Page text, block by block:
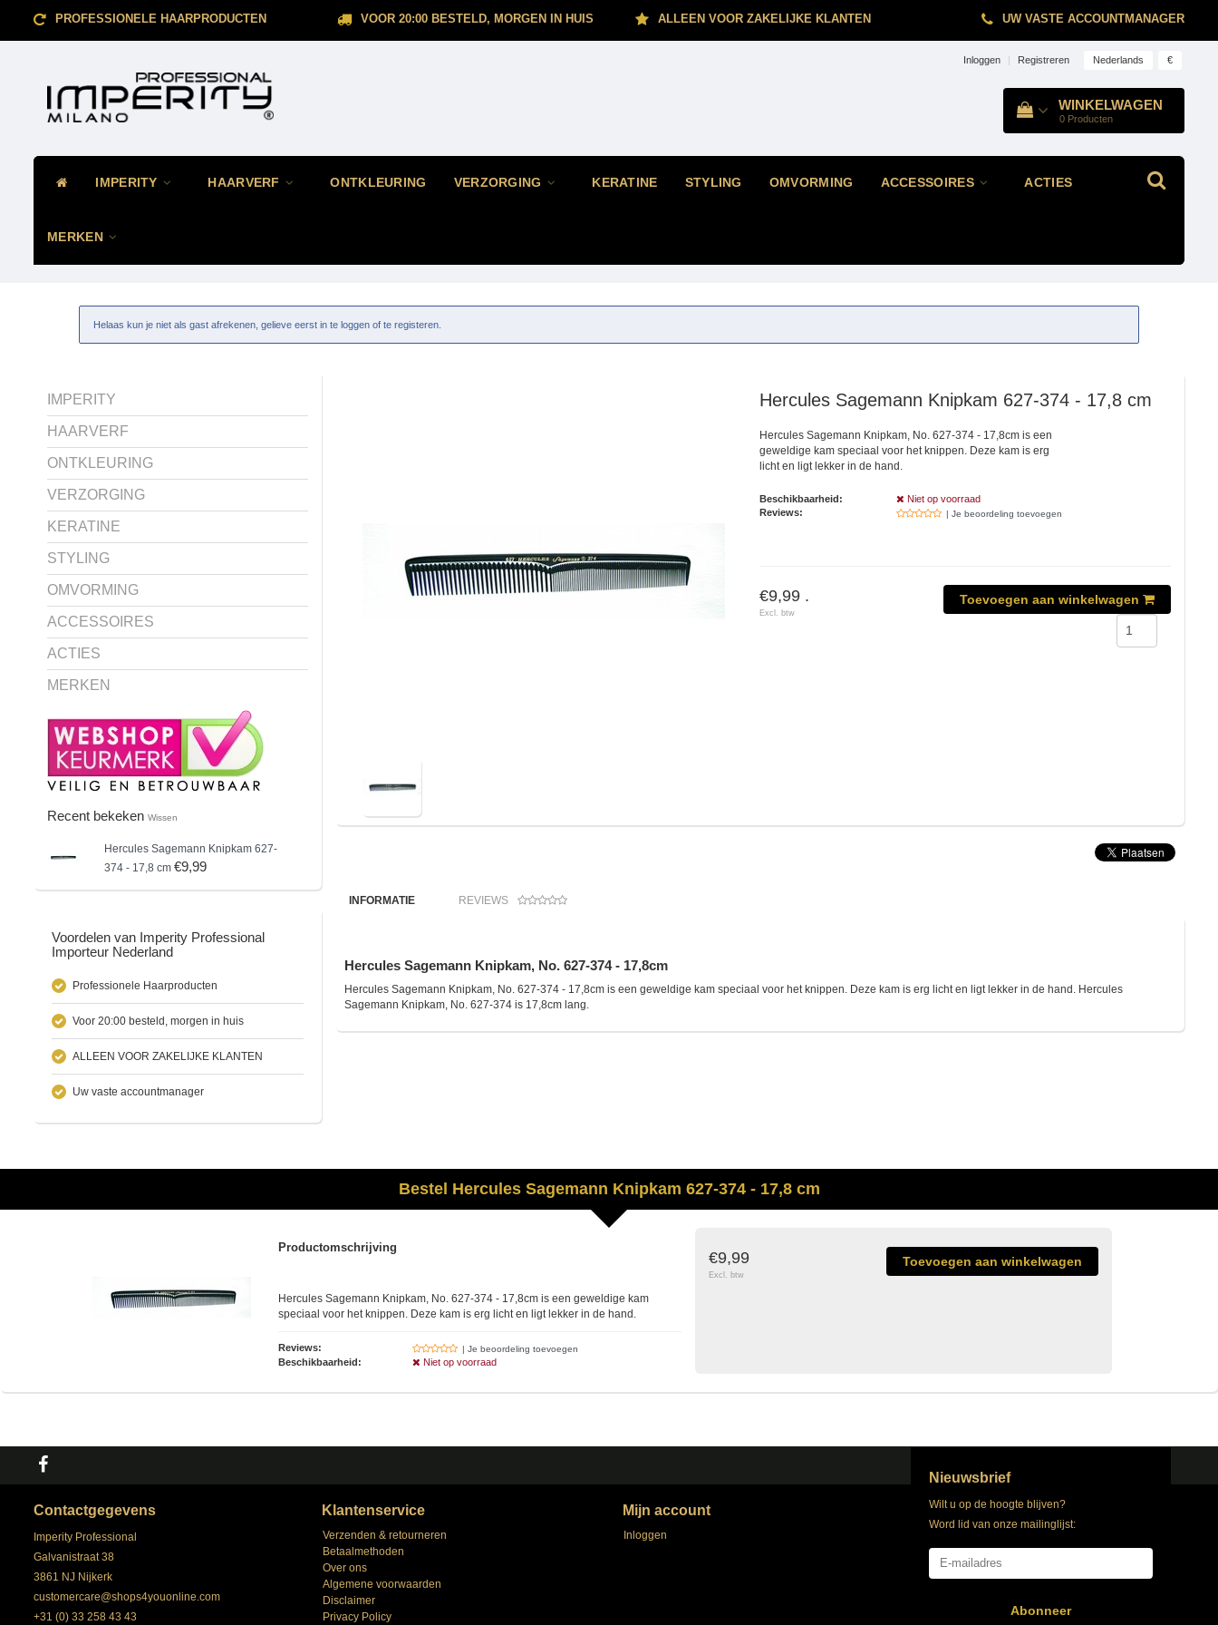
PROFESSIONELE HAARPRODUCTEN VOOR 20:00 BESTELD, MORGEN IN HUIS ALLEEN VOOR ZAKELIJKE KLANTEN UW VASTE ACCOUNTMANAGER
Inloggen | Registreren Nederlands €
WINKELWAGEN
0 Producten
IMPERITY HAARVERF ONTKLEURING VERZORGING KERATINE STYLING OMVORMING ACCESSOIRES ACTIES
MERKEN
Helaas kun je niet als gast afrekenen, gelieve eerst in te loggen of te registeren.
IMPERITY
HAARVERF
ONTKLEURING
VERZORGING
KERATINE
STYLING
OMVORMING
ACCESSOIRES
ACTIES
MERKEN
Recent bekeken Wissen
Hercules Sagemann Knipkam 627-
374 - 17,8 cm €9,99
Voordelen van Imperity Professional
Importeur Nederland
Professionele Haarproducten
Voor 20:00 besteld, morgen in huis
ALLEEN VOOR ZAKELIJKE KLANTEN
Uw vaste accountmanager
Hercules Sagemann Knipkam 627-374 - 17,8 cm
Hercules Sagemann Knipkam, No. 627-374 - 17,8cm is een
geweldige kam speciaal voor het knippen. Deze kam is erg
licht en ligt lekker in de hand.
Beschikbaarheid:
Niet op voorraad
Reviews:
| Je beoordeling toevoegen
€9,99 .
Excl. btw
Toevoegen aan winkelwagen
INFORMATIE REVIEWS
Hercules Sagemann Knipkam, No. 627-374 - 17,8cm
Hercules Sagemann Knipkam, No. 627-374 - 17,8cm is een geweldige kam speciaal voor het knippen. Deze kam is erg licht en ligt lekker in de hand. Hercules
Sagemann Knipkam, No. 627-374 is 17,8cm lang.
Bestel Hercules Sagemann Knipkam 627-374 - 17,8 cm
Productomschrijving
Hercules Sagemann Knipkam, No. 627-374 - 17,8cm is een geweldige kam
speciaal voor het knippen. Deze kam is erg licht en ligt lekker in de hand.
Reviews: | Je beoordeling toevoegen
Beschikbaarheid: Niet op voorraad
€9,99
Excl. btw
Contactgegevens
Imperity Professional
Galvanistraat 38
3861 NJ Nijkerk
customercare@shops4youonline.com
+31 (0) 33 258 43 43
Klantenservice
Verzenden & retourneren
Betaalmethoden
Over ons
Algemene voorwaarden
Disclaimer
Privacy Policy
Mijn account
Inloggen
Nieuwsbrief
Wilt u op de hoogte blijven?
Word lid van onze mailinglijst:
Abonneer